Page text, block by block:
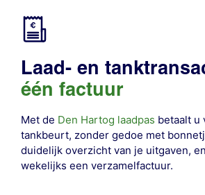
Laad- en
één factuur
Met de Den Hartog laadpas betaalt u
tankbeurt, zonder gedoe met
duidelijk overzicht van je uitgaven,
wekelijks een verzamelfactuur.